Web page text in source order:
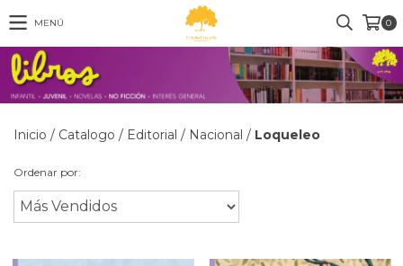
MENÚ 0
Inicio / Catalogo / Editorial / Nacional / Loqueleo
Ordenar por: